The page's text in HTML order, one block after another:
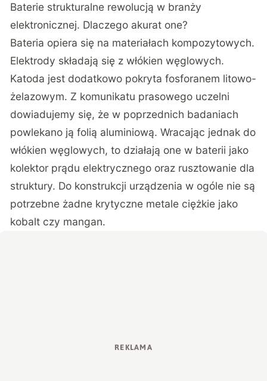
Baterie strukturalne rewolucją w branży
elektronicznej. Dlaczego akurat one?
Bateria opiera się na materiałach kompozytowych.
Elektrody składają się z włókien węglowych.
Katoda jest dodatkowo pokryta fosforanem litowo-
żelazowym. Z komunikatu prasowego uczelni
dowiadujemy się, że w poprzednich badaniach
powlekano ją folią aluminiową. Wracając jednak do
włókien węglowych, to działają one w baterii jako
kolektor prądu elektrycznego oraz rusztowanie dla
struktury. Do konstrukcji urządzenia w ogóle nie są
potrzebne żadne krytyczne metale ciężkie jako
kobalt czy mangan.